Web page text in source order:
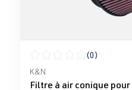
Note moyenne de 0 sur 5
(0)
K&N
Filtre à air conique